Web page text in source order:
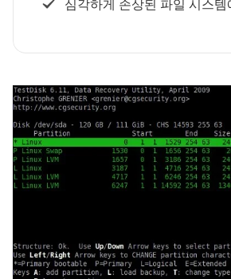
심각하게 손상된 파일 시스